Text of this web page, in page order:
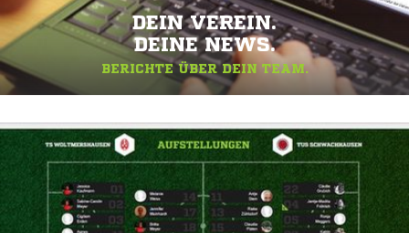
DEIN VEREIN.
DEINE NEWS.
BERICHTE ÜBER DEIN TEAM.